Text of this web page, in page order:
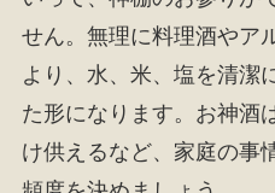
せん。無理に料理酒やア
より、水、米、塩を清潔
た形になります。お神酒
け供えるなど、家庭の事